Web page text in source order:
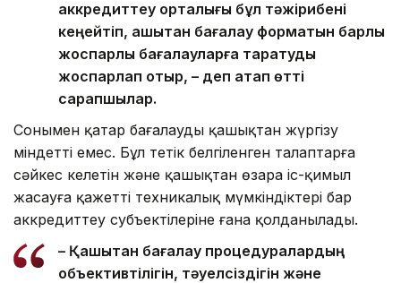
аккредиттеу орталығы бұл тәжірибені
кеңейтіп, қашықтан бағалау форматын барлық
жоспарлы бағалауларға таратуды
жоспарлап отыр, – деп атап өтті
сарапшылар.
Сонымен қатар бағалауды қашықтан жүргізу
міндетті емес. Бұл тетік белгіленген талаптарға
сәйкес келетін және қашықтан өзара іс-қимыл
жасауға қажетті техникалық мүмкіндіктері бар
аккредиттеу субъектілеріне ғана қолданылады.
– Қашықтан бағалау процедуралардың
объективтілігін, тәуелсіздігін және